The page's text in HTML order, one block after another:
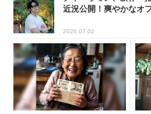
近況公開！爽やかなオ
2026.07.02